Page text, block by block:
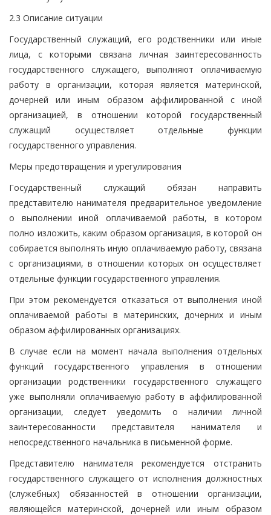
2.3 Описание ситуации
Государственный служащий, его родственники или иные
лица, с которыми связана личная заинтересованность
государственного служащего, выполняют оплачиваемую
работу в организации, которая является материнской,
дочерней или иным образом аффилированной с иной
организацией, в отношении которой государственный
служащий осуществляет отдельные функции
государственного управления.
Меры предотвращения и урегулирования
Государственный служащий обязан направить
представителю нанимателя предварительное уведомление
о выполнении иной оплачиваемой работы, в котором
полно изложить, каким образом организация, в которой он
собирается выполнять иную оплачиваемую работу, связана
с организациями, в отношении которых он осуществляет
отдельные функции государственного управления.
При этом рекомендуется отказаться от выполнения иной
оплачиваемой работы в материнских, дочерних и иным
образом аффилированных организациях.
В случае если на момент начала выполнения отдельных
функций государственного управления в отношении
организации родственники государственного служащего
уже выполняли оплачиваемую работу в аффилированной
организации, следует уведомить о наличии личной
заинтересованности представителя нанимателя и
непосредственного начальника в письменной форме.
Представителю нанимателя рекомендуется отстранить
государственного служащего от исполнения должностных
(служебных) обязанностей в отношении организации,
являющейся материнской, дочерней или иным образом